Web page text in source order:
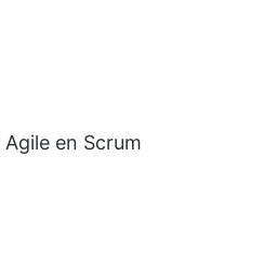
Agile en Scrum